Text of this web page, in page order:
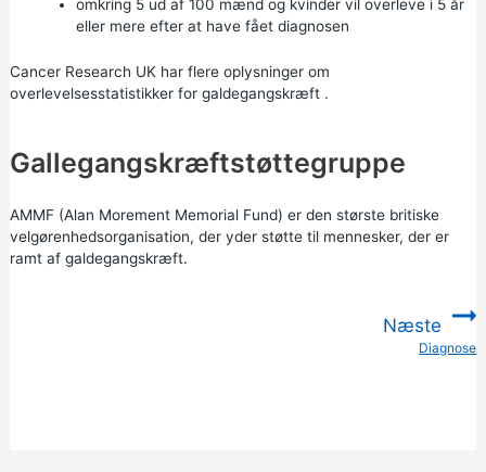
omkring 5 ud af 100 mænd og kvinder vil overleve i 5 år
eller mere efter at have fået diagnosen
Cancer Research UK har flere oplysninger om
overlevelsesstatistikker for galdegangskræft.
Gallegangskræftstøttegruppe
AMMF (Alan Morement Memorial Fund) er den største britiske
velgørenhedsorganisation, der yder støtte til mennesker, der er
ramt af galdegangskræft.
Næste
Diagnose